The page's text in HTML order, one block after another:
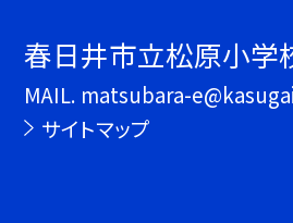
春日井市立松原小学
MAIL. matsubara-
サイトマップ